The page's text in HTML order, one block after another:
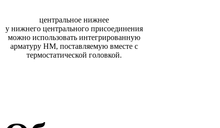
центральное нижнее
у нижнего центрального присоединения
можно использовать интегрированную
арматуру HM, поставляемую вместе с
термостатической головкой.